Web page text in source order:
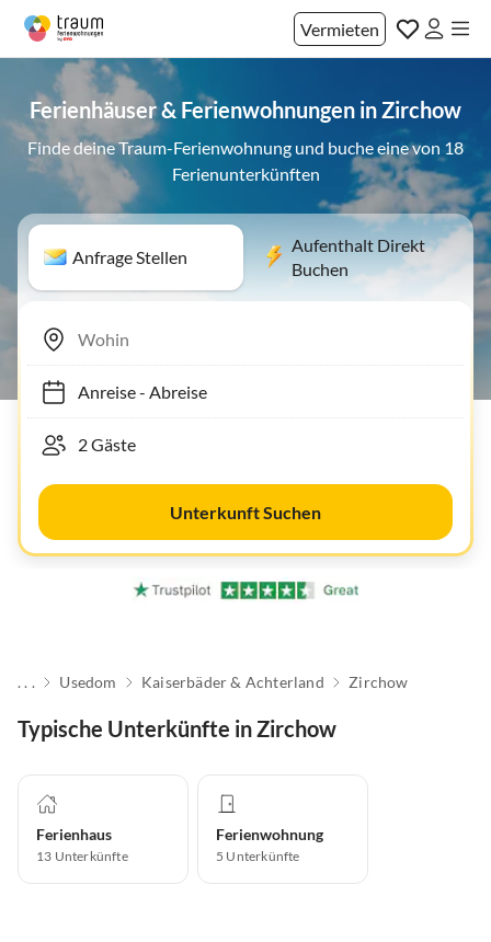
Vermieten
Ferienhäuser & Ferienwohnungen in Zirchow
Finde deine Traum-Ferienwohnung und buche eine von 18
Ferienunterkünften
Anfrage Stellen
Aufenthalt Direkt
Buchen
Anreise- Abreise
Unterkunft Suchen
. . . Usedom Kaiserbäder & Achterland Zirchow
Typische Unterkünfte in Zirchow
Ferienhaus
13 Unterkünfte
Ferienwohnung
5 Unterkünfte